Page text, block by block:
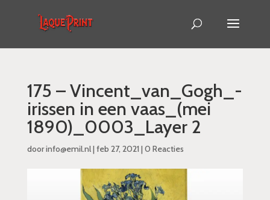
175 – Vincent_van_Gogh_-
irissen in een vaas_(mei
1890)_0003_Layer 2
doorinfo@emil.nl| feb 27, 2021 | 0 Reacties